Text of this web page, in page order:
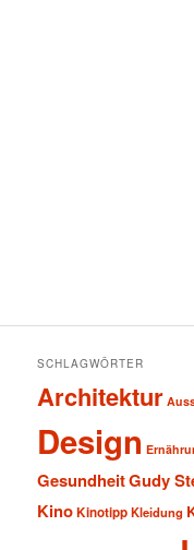
SCHLAGWÖRTER
Architektur
Design
GesundheitGudy
KinoKinotippKleidung